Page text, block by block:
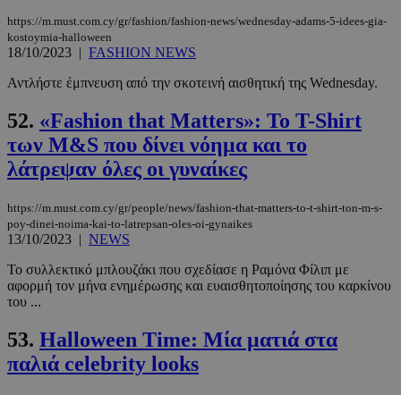
https://m.must.com.cy/gr/fashion/fashion-news/wednesday-adams-5-idees-gia-
kostoymia-halloween
18/10/2023 | FASHION NEWS
Αντλήστε έμπνευση από την σκοτεινή αισθητική της Wednesday.
52. «Fashion that Matters»: Το T-Shirt
των Μ&S που δίνει νόημα και το
λάτρεψαν όλες οι γυναίκες
https://m.must.com.cy/gr/people/news/fashion-that-matters-to-t-shirt-ton-m-s-
poy-dinei-noima-kai-to-latrepsan-oles-oi-gynaikes
13/10/2023 | NEWS
Το συλλεκτικό μπλουζάκι που σχεδίασε η Ραμόνα Φίλιπ με
αφορμή τον μήνα ενημέρωσης και ευαισθητοποίησης του καρκίνου
του ...
53. Halloween Time: Μία ματιά στα
παλιά celebrity looks
.twitter.com
__cf_bm
Cloudflare Inc.
.pexels.com
29 λεπτά
Google
Privacy Policy